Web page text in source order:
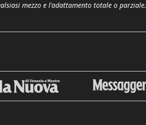
mezzo e l'adattamento totale o parziale.